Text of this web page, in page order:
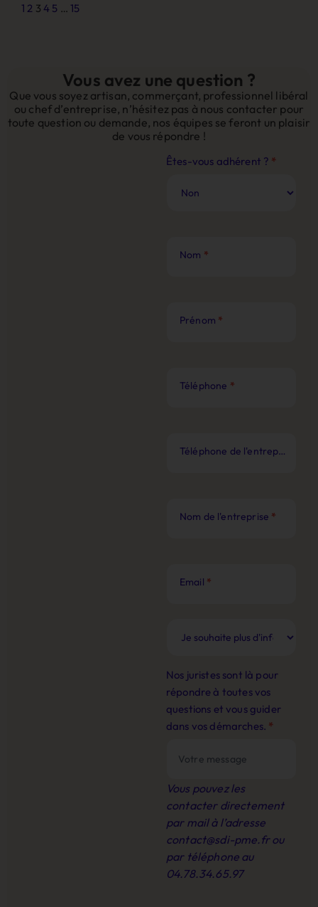
1 2 3 4 5 … 15
Vous avez une question ?
Que vous soyez artisan, commerçant, professionnel libéral
ou chef d’entreprise, n’hésitez pas à nous contacter pour
toute question ou demande, nos équipes se feront un plaisir
de vous répondre !
Contact
Web
Êtes-vous adhérent ? *
Nom *
Prénom *
Téléphone *
Téléphone de l'entreprise
Nom de l'entreprise *
Email *
Nos juristes sont là pour
répondre à toutes vos
questions et vous guider
dans vos démarches. *
Vous pouvez les
contacter directement
par mail à l’adresse
contact@sdi-pme.frou
par téléphone au
04.78.34.65.97